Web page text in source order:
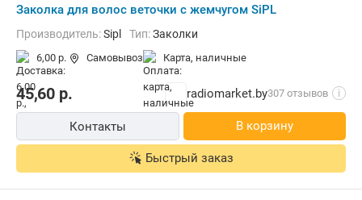
Заколка для волос веточки с жемчугом SiPL
Производитель:Sipl Тип:Заколки
6,00 р. Самовывоз карта, наличные
45,60 р. radiomarket.by307 отзывов i
Контакты В корзину
Быстрый заказ